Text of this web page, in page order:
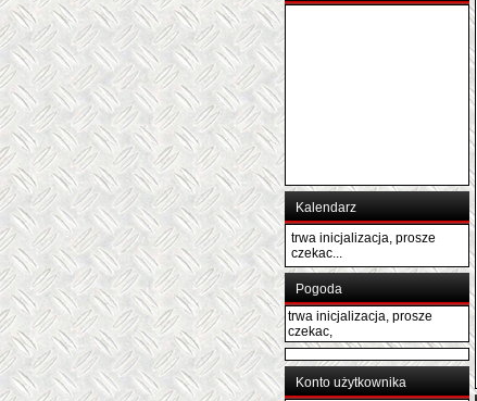
Kalendarz
trwa inicjalizacja, prosze
czekac...
Pogoda
trwa inicjalizacja, prosze
czekac,
Konto użytkownika